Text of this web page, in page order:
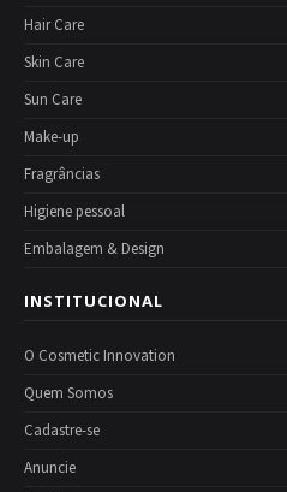
Hair Care
Skin Care
Sun Care
Make-up
Fragrâncias
Higiene pessoal
Embalagem & Design
INSTITUCIONAL
O Cosmetic Innovation
Quem Somos
Cadastre-se
Anuncie